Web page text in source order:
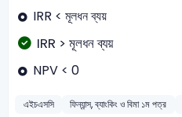
IRR < মূলধন ব্যয়
IRR > মূলধন ব্যয়
NPV < 0
এইচএসসি ফিন্যান্স, ব্যাংকিং ও বিমা ১ম পত্র